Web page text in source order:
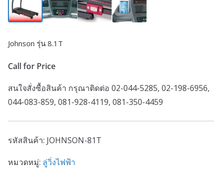
Johnson รุ่น 8.1T
Call for Price
สนใจสั่งซื้อสินค้า กรุณาติดต่อ 02-044-5285, 02-198-6956,
044-083-859, 081-928-4119, 081-350-4459
รหัสสินค้า: JOHNSON-81T
หมวดหมู่: ลู่วิ่งไฟฟ้า